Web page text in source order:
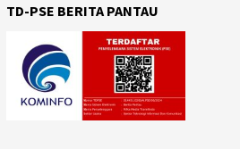
TD-PSE BERITA PANTAU